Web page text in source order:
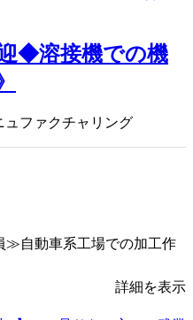
◆溶接機での機
ュファクチャリング
≫自動車系工場での加工作
詳細を表示